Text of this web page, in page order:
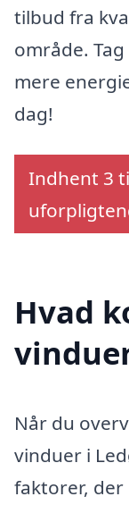
tilbud fra
område.
mere
dag!
Indhent 3
Hvad
Når du
vinduer i
faktorer, der